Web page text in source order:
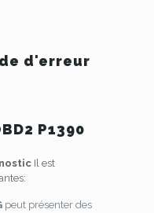
d'erreur
P1390
Il est
peut présenter des